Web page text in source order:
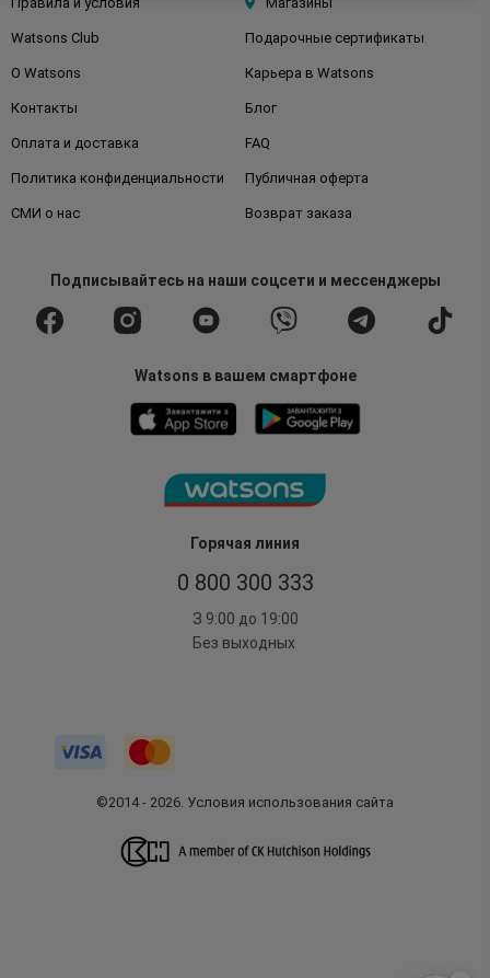
Горячая линия
0 800 300 333
З 9:00 до 19:00
Без выходных
Watsons Club Подарочные сертификаты
О Watsons Карьера в Watsons
Контакты Блог
Оплата и доставка FAQ
Политика конфиденциальности Публичная оферта
СМИ о нас Возврат заказа
Подписывайтесьна наши соцсети и мессенджеры
Watsons в вашем смартфоне
©2014 - 2026. Условия использования сайта